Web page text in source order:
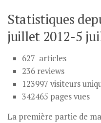
Statistiques
juillet 2012-5
627 articles
236 reviews
123997 visiteurs
342465 pages vues
La première partie de